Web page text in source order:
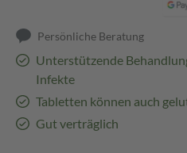
Persönliche Beratung
Unterstützende
Infekte
Tabletten können auch
Gut verträglich